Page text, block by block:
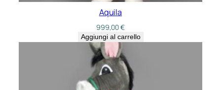
Aquila
999,00€
Aggiungi al carrello